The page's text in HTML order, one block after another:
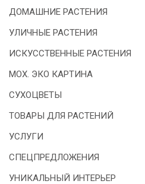
ДОМАШНИЕ РАСТЕНИЯ
УЛИЧНЫЕ РАСТЕНИЯ
ИСКУССТВЕННЫЕ РАСТЕНИЯ
МОХ. ЭКО КАРТИНА
СУХОЦВЕТЫ
ТОВАРЫ ДЛЯ РАСТЕНИЙ
УСЛУГИ
СПЕЦПРЕДЛОЖЕНИЯ
УНИКАЛЬНЫЙ ИНТЕРЬЕР